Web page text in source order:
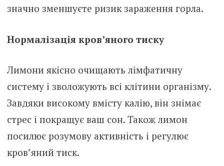
значно зменшуєте ризик зараження горла.
Нормалізація кров’яного тиску
Лимони якісно очищають лімфатичну
систему і зволожують всі клітини організму.
Завдяки високому вмісту калію, він знімає
стрес і покращує ваш сон. Також лимон
посилює розумову активність і регулює
кров’яний тиск.